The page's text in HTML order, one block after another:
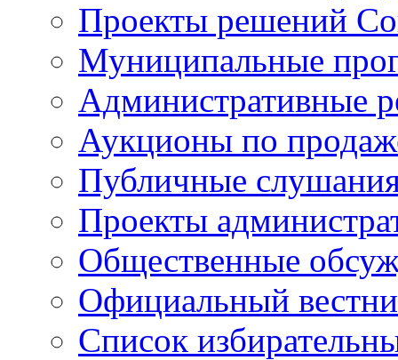
Проекты решений
Муниципальные
Административные
Аукционы по
Публичные
Проекты
Общественные
Официальный
Список